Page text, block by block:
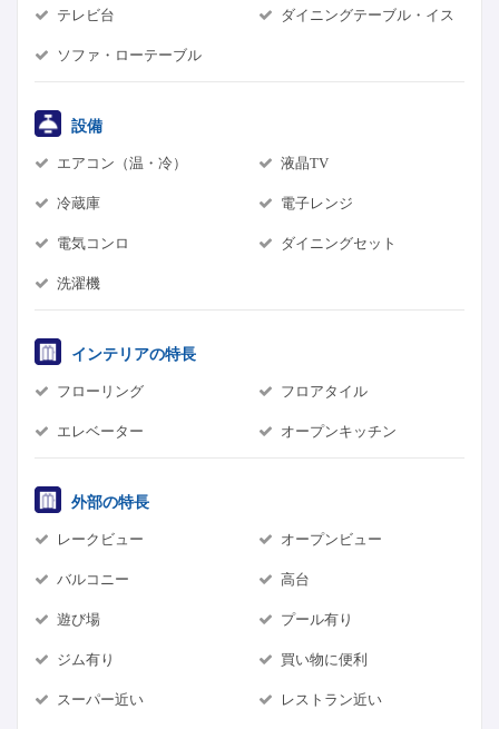
テレビ台 ダイニングテーブル・イス
ソファ・ローテーブル
設備
エアコン（温・冷） 液晶TV
冷蔵庫 電子レンジ
電気コンロ ダイニングセット
洗濯機
インテリアの特長
フローリング フロアタイル
エレベーター オープンキッチン
外部の特長
レークビュー オープンビュー
バルコニー 高台
遊び場 プール有り
ジム有り 買い物に便利
スーパー近い レストラン近い